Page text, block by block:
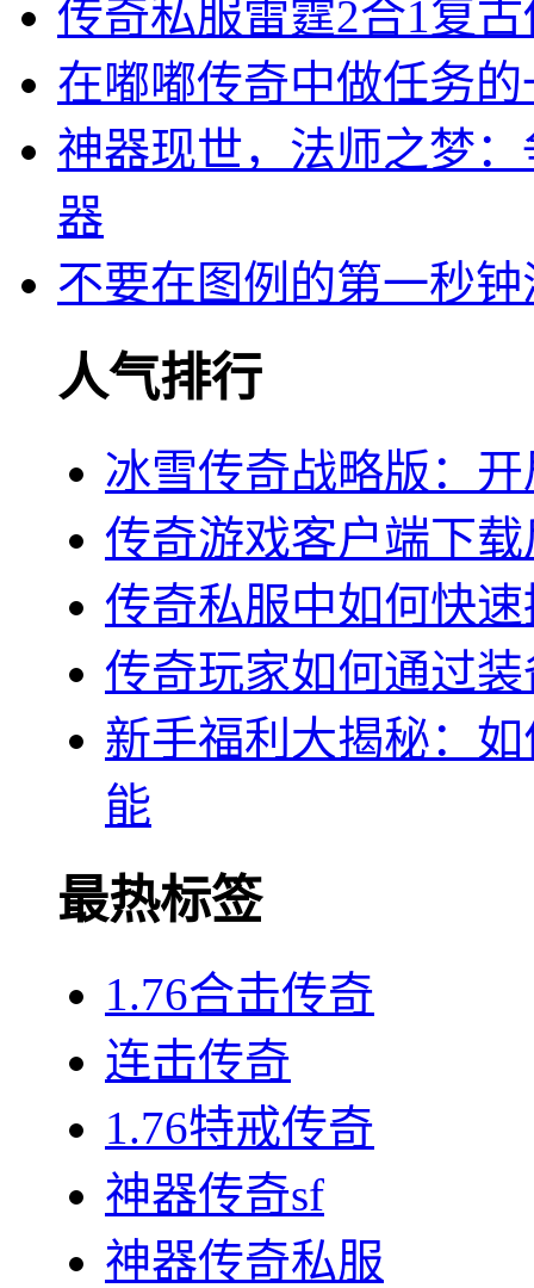
传奇私服雷霆2合1复
在嘟嘟传奇中做任务
神器现世，法师之梦
器
不要在图例的第一秒
人气排行
冰雪传奇战略版：
传奇游戏客户端下
传奇私服中如何快
传奇玩家如何通过
新手福利大揭秘：
能
最热标签
1.76合击传奇
连击传奇
1.76特戒传奇
神器传奇sf
神器传奇私服